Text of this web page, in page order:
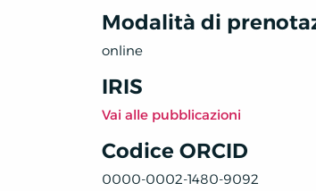
Modalità di
online
IRIS
Vai alle pubblicazioni
Codice ORCID
0000-0002-1480-9092